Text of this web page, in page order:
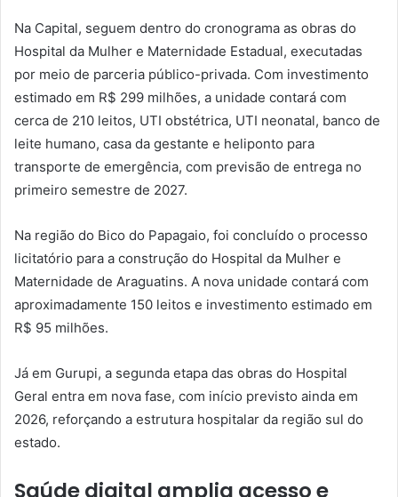
Na Capital, seguem dentro do cronograma as obras do
Hospital da Mulher e Maternidade Estadual, executadas
por meio de parceria público-privada. Com investimento
estimado em R$ 299 milhões, a unidade contará com
cerca de 210 leitos, UTI obstétrica, UTI neonatal, banco de
leite humano, casa da gestante e heliponto para
transporte de emergência, com previsão de entrega no
primeiro semestre de 2027.
Na região do Bico do Papagaio, foi concluído o processo
licitatório para a construção do Hospital da Mulher e
Maternidade de Araguatins. A nova unidade contará com
aproximadamente 150 leitos e investimento estimado em
R$ 95 milhões.
Já em Gurupi, a segunda etapa das obras do Hospital
Geral entra em nova fase, com início previsto ainda em
2026, reforçando a estrutura hospitalar da região sul do
estado.
Saúde digital amplia acesso e